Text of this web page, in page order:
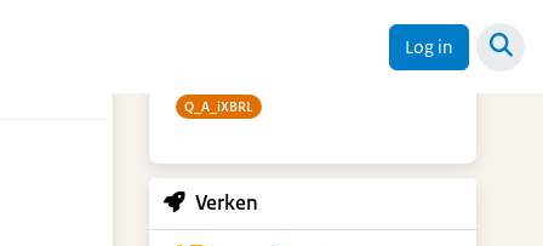
Log in
Q_A_iXBRL
Verken